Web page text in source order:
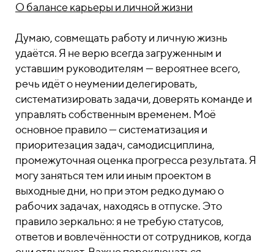
О балансе карьеры и личной жизни
Думаю, совмещать работу и личную жизнь
удаётся. Я не верю всегда загруженным и
уставшим руководителям — вероятнее всего,
речь идёт о неумении делегировать,
систематизировать задачи, доверять команде и
управлять собственным временем. Моё
основное правило — систематизация и
приоритезация задач, самодисциплина,
промежуточная оценка прогресса результата. Я
могу заняться тем или иным проектом в
выходные дни, но при этом редко думаю о
рабочих задачах, находясь в отпуске. Это
правило зеркально: я не требую статусов,
ответов и вовлечённости от сотрудников, когда